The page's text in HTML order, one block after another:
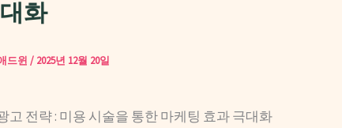
화
드윈 / 2025년 12월 20일
고 전략 : 미용 시술을 통한 마케팅 효과 극대화